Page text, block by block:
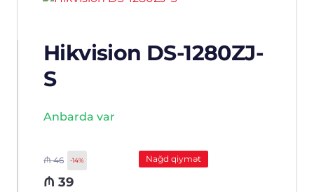
Hikvision DS-1280ZJ-
S
Anbarda var
₼46 -14%
₼ 39
Nağd qiymət